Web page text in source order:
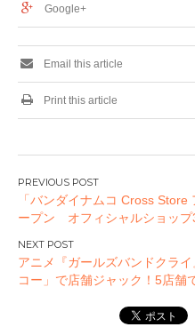
Google+
Email this article
Print this article
投
稿
ナ
ビ
ゲ
「バンダイナムコ Cross
ープン オフィシャルショップ
アニメ『ガールズバンドクラ
コー」で店舗ジャック！5店舗